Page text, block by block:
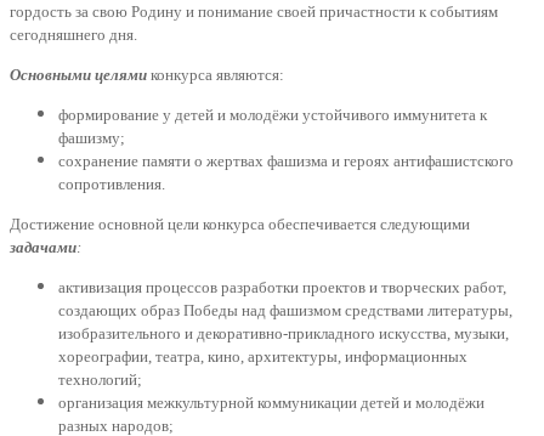
гордость за свою Родину и понимание своей причастности к событиям
сегодняшнего дня.
Основными целями конкурса являются:
формирование у детей и молодёжи устойчивого иммунитета к
фашизму;
сохранение памяти о жертвах фашизма и героях антифашистского
сопротивления.
Достижение основной цели конкурса обеспечивается следующими
задачами:
активизация процессов разработки проектов и творческих работ,
создающих образ Победы над фашизмом средствами литературы,
изобразительного и декоративно-прикладного искусства, музыки,
хореографии, театра, кино, архитектуры, информационных
технологий;
организация межкультурной коммуникации детей и молодёжи
разных народов;